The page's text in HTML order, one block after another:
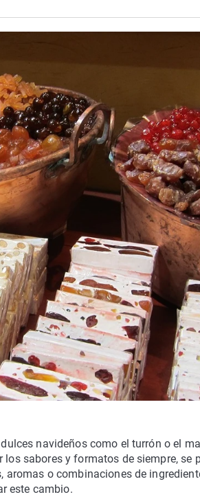
navideños como el turrón o el
sabores y formatos de siempre, se
o combinaciones de
este cambio.